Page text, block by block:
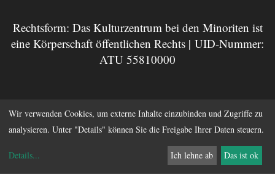
Rechtsform: Das Kulturzentrum bei den Minoriten ist
eine Körperschaft öffentlichen Rechts | UID-Nummer:
ATU 55810000
Impressum Datenschutz
Wir verwenden Cookies, um externe Inhalte einzubinden und Zugriffe zu
analysieren. Unter "Details" können Sie die Freigabe Ihrer Daten steuern.
Details... Ich lehne ab Das ist ok